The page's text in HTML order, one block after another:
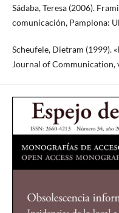
Sádaba, Teresa (2006).
comunicación, Pamplona:
Scheufele, Dietram (1999).
Journal of Communication,